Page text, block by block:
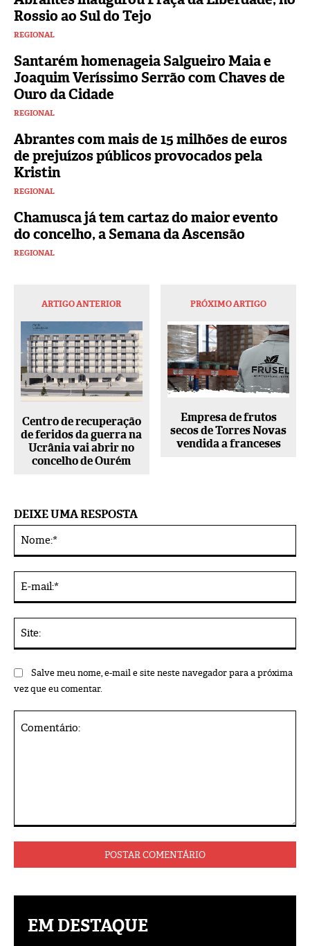
Rossio ao Sul do Tejo
REGIONAL
Santarém homenageia Salgueiro Maia e
Joaquim Veríssimo Serrão com Chaves de
Ouro da Cidade
REGIONAL
Abrantes com mais de 15 milhões de euros
de prejuízos públicos provocados pela
Kristin
REGIONAL
Chamusca já tem cartaz do maior evento
do concelho, a Semana da Ascensão
REGIONAL
ARTIGO ANTERIOR
Centro de recuperação
de feridos da guerra na
Ucrânia vai abrir no
concelho de Ourém
PRÓXIMO ARTIGO
Empresa de frutos
secos de Torres Novas
vendida a franceses
DEIXE UMA RESPOSTA
Salve meu nome, e-mail e site neste navegador para a próxima
vez que eu comentar.
EM DESTAQUE